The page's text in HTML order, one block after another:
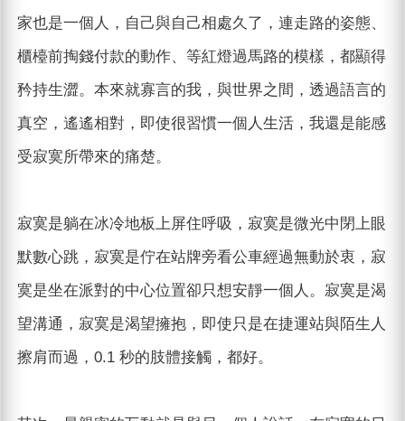
家也是一個人，自己與自己相處久了，連走路的姿態、
櫃檯前掏錢付款的動作、等紅燈過馬路的模樣，都顯得
矜持生澀。本來就寡言的我，與世界之間，透過語言的
真空，遙遙相對，即使很習慣一個人生活，我還是能感
受寂寞所帶來的痛楚。
寂寞是躺在冰冷地板上屏住呼吸，寂寞是微光中閉上眼
默數心跳，寂寞是佇在站牌旁看公車經過無動於衷，寂
寞是坐在派對的中心位置卻只想安靜一個人。寂寞是渴
望溝通，寂寞是渴望擁抱，即使只是在捷運站與陌生人
擦肩而過，0.1 秒的肢體接觸，都好。